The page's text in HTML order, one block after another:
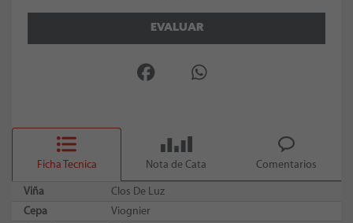
EVALUAR
Ficha Tecnica Nota de Cata Comentarios
Viña
Clos De Luz
Cepa
Viognier